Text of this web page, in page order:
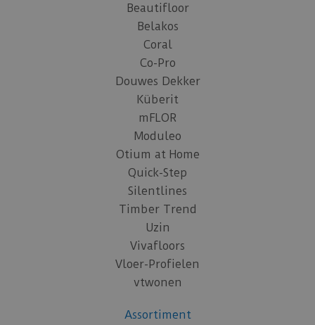
Beautifloor
Belakos
Coral
Co-Pro
Douwes Dekker
Küberit
mFLOR
Moduleo
Otium at Home
Quick-Step
Silentlines
Timber Trend
Uzin
Vivafloors
Vloer-Profielen
vtwonen
Assortiment